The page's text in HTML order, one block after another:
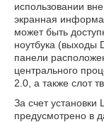
использовании
экранная
может быть
ноутбука (выходы
панели
центрального
2.0, а также слот
За счет установки
предусмотрено в